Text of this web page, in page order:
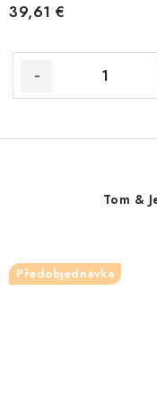
39,61 €
Tom &
Předobjednávka